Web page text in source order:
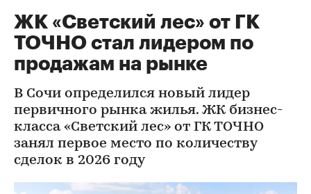
ЖК «Светский лес» от ГК
ТОЧНО стал лидером по
продажам на рынке
В Сочи определился новый лидер
первичного рынка жилья. ЖК бизнес-
класса «Светский лес» от ГК ТОЧНО
занял первое место по количеству
сделок в 2026 году